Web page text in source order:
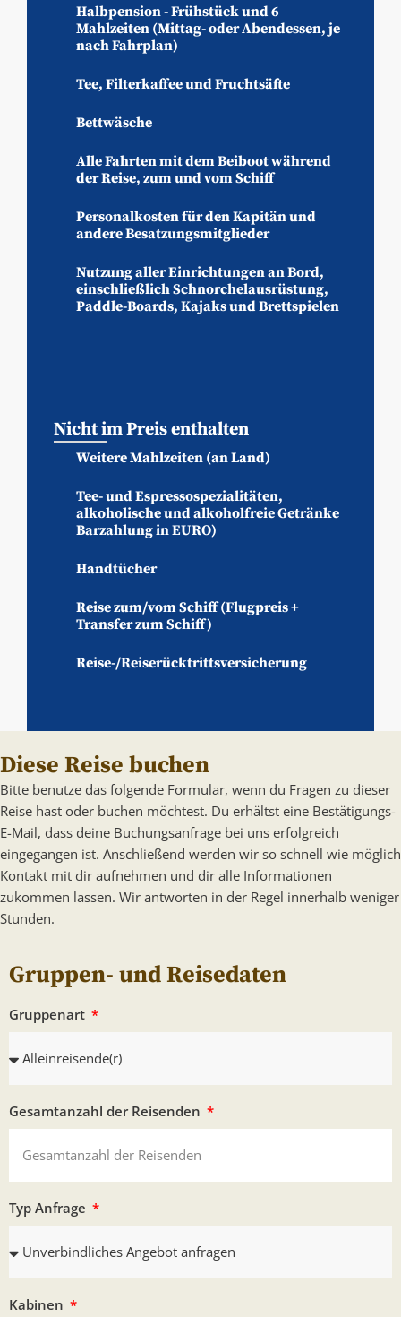
Halbpension - Frühstück und 6
Mahlzeiten (Mittag- oder Abendessen, je
nach Fahrplan)
Tee, Filterkaffee und Fruchtsäfte
Bettwäsche
Alle Fahrten mit dem Beiboot während
der Reise, zum und vom Schiff
Personalkosten für den Kapitän und
andere Besatzungsmitglieder
Nutzung aller Einrichtungen an Bord,
einschließlich Schnorchelausrüstung,
Paddle-Boards, Kajaks und Brettspielen
Nicht im Preis enthalten
Weitere Mahlzeiten (an Land)
Tee- und Espressospezialitäten,
alkoholische und alkoholfreie Getränke
Barzahlung in EURO)
Handtücher
Reise zum/vom Schiff (Flugpreis +
Transfer zum Schiff)
Reise-/Reiserücktrittsversicherung
Diese Reise buchen
Bitte benutze das folgende Formular, wenn du Fragen zu dieser
Reise hast oder buchen möchtest. Du erhältst eine Bestätigungs-
E-Mail, dass deine Buchungsanfrage bei uns erfolgreich
eingegangen ist. Anschließend werden wir so schnell wie möglich
Kontakt mit dir aufnehmen und dir alle Informationen
zukommen lassen. Wir antworten in der Regel innerhalb weniger
Stunden.
Gruppen- und Reisedaten
Gruppenart
Gesamtanzahl der Reisenden
Typ Anfrage
Kabinen